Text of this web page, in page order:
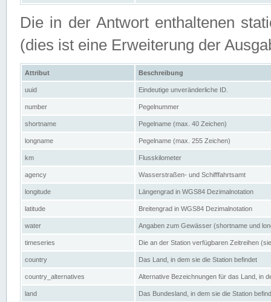
Die in der Antwort enthaltenen
(dies ist eine Erweiterung der
Attribut Beschreibung
uuid Eindeutige unveränderliche ID.
number Pegelnummer
shortname Pegelname (max. 40 Zeichen)
longname Pegelname (max. 255 Zeichen)
km Flusskilometer
agency Wasserstraßen- und Schifffahrtsamt
longitude Längengrad in WGS84 Dezimalnotation
latitude Breitengrad in WGS84 Dezimalnotation
water Angaben zum Gewässer (shortname und
timeseries Die an der Station verfügbaren Zeitreihen
country Das Land, in dem sie die Station befindet
country_alternatives Alternative Bezeichnungen für das Land, in
land Das Bundesland, in dem sie die Station